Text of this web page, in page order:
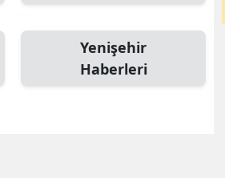
Yenişehir
Haberleri